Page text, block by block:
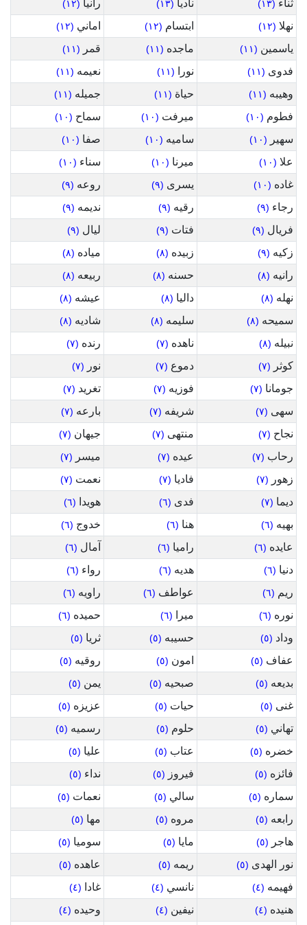
ثناء (١٣) ناديا (١٣) رانيا (١٢)
نهلا (١٢) ابتسام (١٢) اماني (١٢)
ياسمين (١١) ماجده (١١) قمر (١١)
فدوى (١١) نورا (١١) نعيمه (١١)
وهيبه (١١) حياة (١١) جميله (١١)
فطوم (١٠) ميرفت (١٠) سماح (١٠)
سهير (١٠) ساميه (١٠) صفا (١٠)
علا (١٠) ميرنا (١٠) سناء (١٠)
غاده (١٠) يسرى (٩) روعه (٩)
رجاء (٩) رقيه (٩) نديمه (٩)
فريال (٩) فتات (٩) ليال (٩)
زكيه (٩) زبيده (٨) مياده (٨)
رانيه (٨) حسنه (٨) ربيعه (٨)
نهله (٨) داليا (٨) عيشه (٨)
سميحه (٨) سليمه (٨) شاديه (٨)
نبيله (٨) ناهده (٧) رنده (٧)
كوثر (٧) دموع (٧) نور (٧)
جومانا (٧) فوزيه (٧) تغريد (٧)
سهى (٧) شريفه (٧) بارعه (٧)
نجاح (٧) منتهى (٧) جيهان (٧)
رحاب (٧) عيده (٧) ميسر (٧)
زهور (٧) فاديا (٧) نعمت (٧)
ديما (٧) فدى (٦) هويدا (٦)
بهيه (٦) هنا (٦) خدوج (٦)
عايده (٦) راميا (٦) آمال (٦)
دنيا (٦) هديه (٦) رواء (٦)
ريم (٦) عواطف (٦) راويه (٦)
نوره (٦) ميرا (٦) حميده (٦)
وداد (٥) حسيبه (٥) ثريا (٥)
عفاف (٥) امون (٥) روقيه (٥)
بديعه (٥) صبحيه (٥) يمن (٥)
غنى (٥) حيات (٥) عزيزه (٥)
تهاني (٥) حلوم (٥) رسميه (٥)
خضره (٥) عتاب (٥) عليا (٥)
فائزه (٥) فيروز (٥) نداء (٥)
سماره (٥) سالي (٥) نعمات (٥)
رابعه (٥) مروه (٥) مها (٥)
هاجر (٥) مايا (٥) سوميا (٥)
نور الهدى (٥) ريمه (٥) عاهده (٥)
فهيمه (٤) نانسي (٤) غادا (٤)
هنيده (٤) نيفين (٤) وحيده (٤)